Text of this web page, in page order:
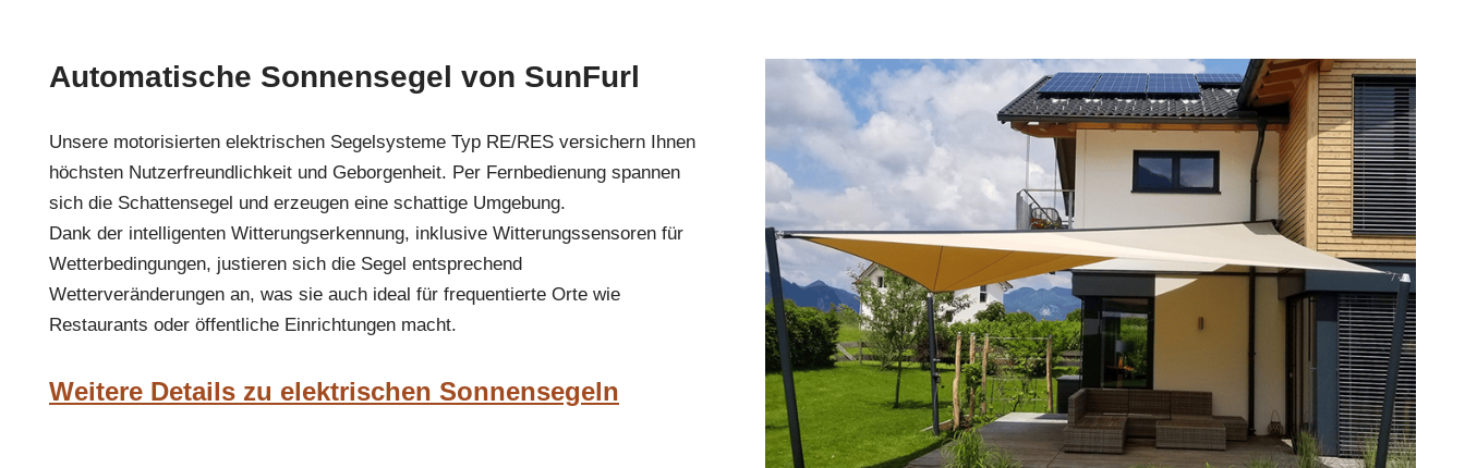
Automatische Sonnensegel von SunFurl
Unsere motorisierten elektrischen Segelsysteme Typ RE/RES versichern Ihnen
höchsten Nutzerfreundlichkeit und Geborgenheit. Per Fernbedienung spannen
sich die Schattensegel und erzeugen eine schattige Umgebung.
Dank der intelligenten Witterungserkennung, inklusive Witterungssensoren für
Wetterbedingungen, justieren sich die Segel entsprechend
Wetterveränderungen an, was sie auch ideal für frequentierte Orte wie
Restaurants oder öffentliche Einrichtungen macht.
Weitere Details zu elektrischen Sonnensegeln